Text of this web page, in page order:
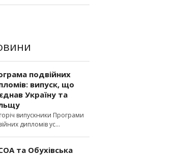
подвійних
випуск, що
Україну та
випускники Програми
дипломів ус
та Обухівська